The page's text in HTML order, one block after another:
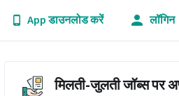
App डाउनलोड करें लॉगिन
मिलती-जुलती जॉब्स पर